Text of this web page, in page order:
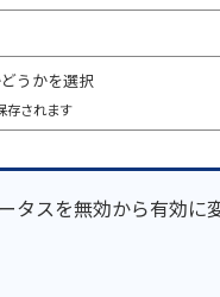
うかを選択
存されます
タスを無効から有効に